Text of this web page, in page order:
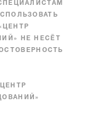
НЕ НЕСЁТ